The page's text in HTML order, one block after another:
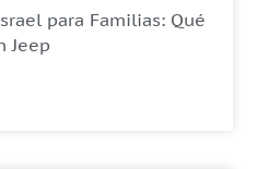
para Familias: Qué
Jeep